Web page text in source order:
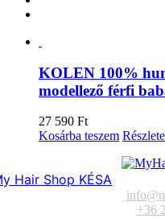
KOLEN 100%
modellező férfi
27 590 Ft
Kosárba teszem
Hair Shop KÉSA
+36